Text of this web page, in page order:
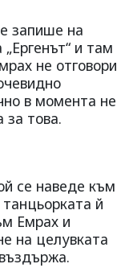
запише на
и там
не отговори
в момента не
за това.
се наведе към
й
Емрах и
на целувката